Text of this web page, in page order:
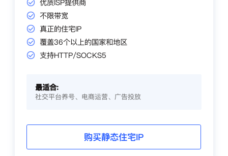
优质ISP提供商
不限带宽
真正的住宅IP
覆盖36个以上的国家和地区
支持HTTP/SOCKS5
最适合:
社交平台养号、电商运营、广告投放
购买静态住宅IP